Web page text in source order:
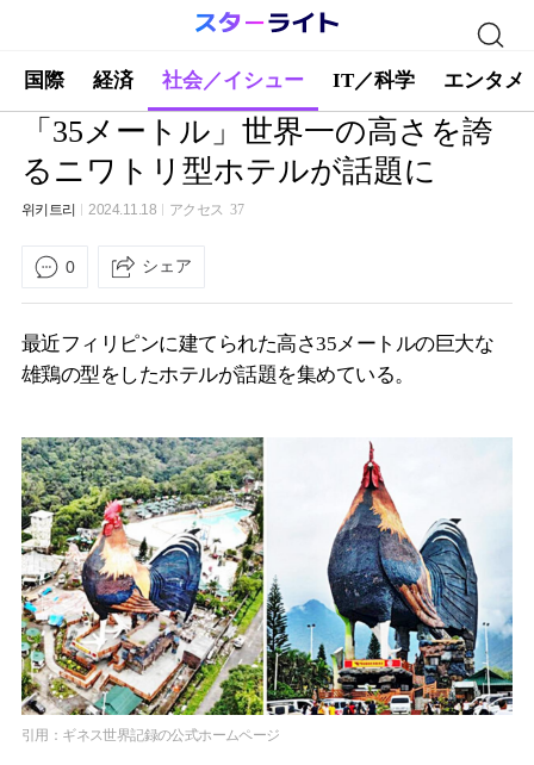
国際 経済 社会／イシュー IT／科学 エンタメ
「35メートル」世界一の高さを誇
るニワトリ型ホテルが話題に
위키트리 2024.11.18 アクセス 37
0 シェア
最近フィリピンに建てられた高さ35メートルの巨大な
雄鶏の型をしたホテルが話題を集めている。
引用：ギネス世界記録の公式ホームページ